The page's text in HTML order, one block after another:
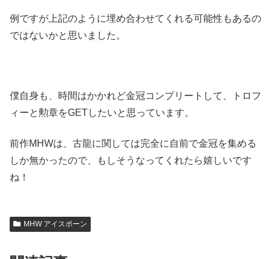
例ですが上記のように埋め合わせてくれる可能性もあるの
ではないかと思いました。
僕自身も、時間はかかれど金冠コンプリートして、トロフ
ィーと勲章をGETしたいと思っています。
前作MHWは、古龍に関しては完全に自前で金冠を集める
しか無かったので、もしそうなってくれたら嬉しいです
ね！
MHW アイスボーン